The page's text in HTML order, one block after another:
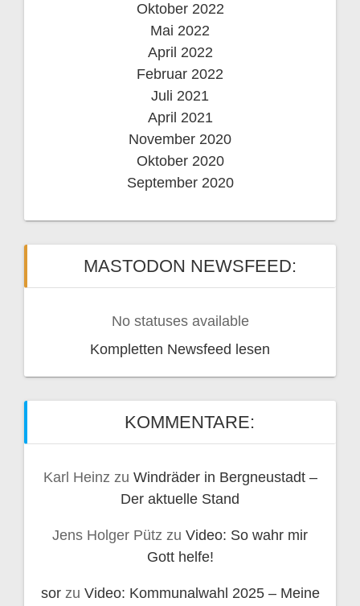
Oktober 2022
Mai 2022
April 2022
Februar 2022
Juli 2021
April 2021
November 2020
Oktober 2020
September 2020
MASTODON NEWSFEED:
No statuses available
Kompletten Newsfeed lesen
KOMMENTARE:
Karl Heinz zu Windräder in Bergneustadt –
Der aktuelle Stand
Jens Holger Pütz zu Video: So wahr mir
Gott helfe!
sorzu Video: Kommunalwahl 2025 – Meine